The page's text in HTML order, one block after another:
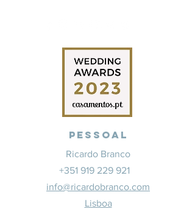
Pessoal
Ricardo Branco
+351 919 229 921
info@ricardobranco.com
Lisboa